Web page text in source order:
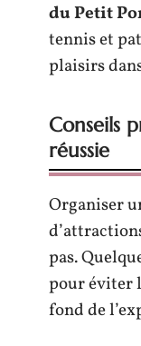
du Petit
tennis et
plaisirs
Conseils
réussie
Organiser
pas.
pour éviter
fond de